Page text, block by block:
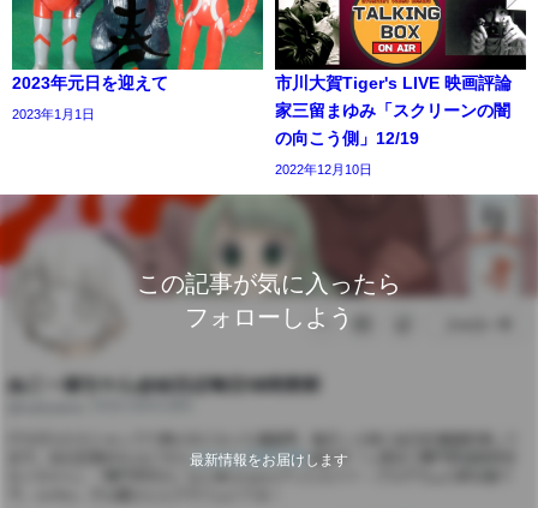
2023年元日を迎えて
2023年1月1日
市川大賀Tiger's LIVE 映画評論
家三留まゆみ「スクリーンの闇
の向こう側」12/19
2022年12月10日
この記事が気に入ったら
フォローしよう
最新情報をお届けします